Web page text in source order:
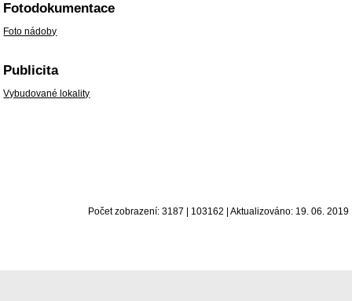
Fotodokumentace
Foto nádoby
Publicita
Vybudované lokality
Počet zobrazení: 3187 | 103162 | Aktualizováno: 19. 06. 2019